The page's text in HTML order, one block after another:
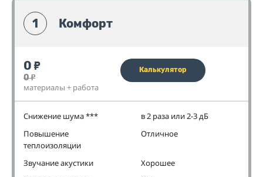
1 Комфорт
0 ₽
0₽
материалы + работа
Калькулятор
Снижение шума ***
в 2 раза или 2-3 дБ
Повышение
теплоизоляции
Отличное
Звучание акустики
Хорошее